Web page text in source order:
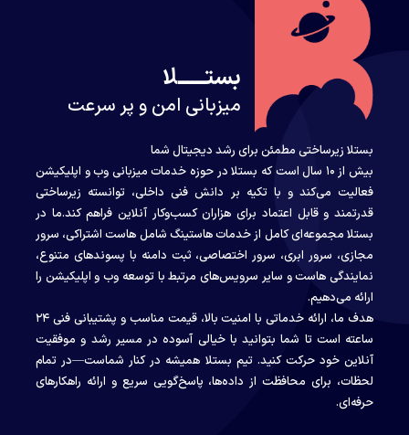
بستــــــلا
میزبانی امن و پر سرعت
بستلا زیرساختی مطمئن برای رشد دیجیتال شما
بیش از ۱۰ سال است که بستلا در حوزه خدمات میزبانی وب و اپلیکیشن
فعالیت می‌کند و با تکیه بر دانش فنی داخلی، توانسته زیرساختی
قدرتمند و قابل اعتماد برای هزاران کسب‌وکار آنلاین فراهم کند.ما در
بستلا مجموعه‌ای کامل از خدمات هاستینگ شامل هاست اشتراکی، سرور
مجازی، سرور ابری، سرور اختصاصی، ثبت دامنه با پسوندهای متنوع،
نمایندگی هاست و سایر سرویس‌های مرتبط با توسعه وب و اپلیکیشن را
ارائه می‌دهیم.
هدف ما، ارائه خدماتی با امنیت بالا، قیمت مناسب و پشتیبانی فنی ۲۴
ساعته است تا شما بتوانید با خیالی آسوده در مسیر رشد و موفقیت
آنلاین خود حرکت کنید. تیم بستلا همیشه در کنار شماست—در تمام
لحظات، برای محافظت از داده‌ها، پاسخ‌گویی سریع و ارائه راهکارهای
حرفه‌ای.